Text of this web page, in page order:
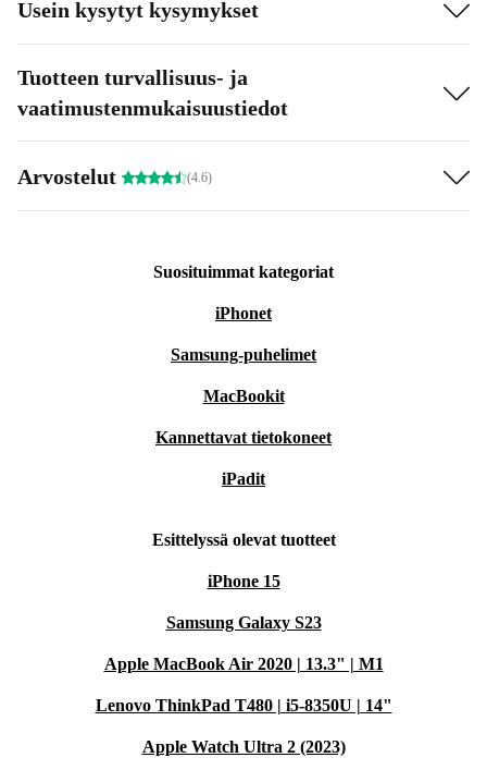
Usein kysytyt kysymykset
Tuotteen turvallisuus- ja
vaatimustenmukaisuustiedot
Arvostelut (4.6)
Suosituimmat kategoriat
iPhonet
Samsung-puhelimet
MacBookit
Kannettavat tietokoneet
iPadit
Esittelyssä olevat tuotteet
iPhone 15
Samsung Galaxy S23
Apple MacBook Air 2020 | 13.3" | M1
Lenovo ThinkPad T480 | i5-8350U | 14"
Apple Watch Ultra 2 (2023)